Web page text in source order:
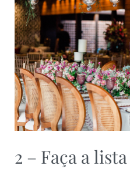
2 – Faça a